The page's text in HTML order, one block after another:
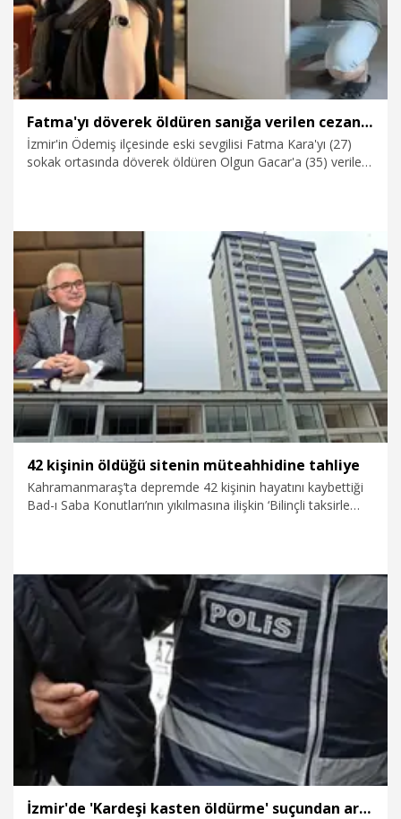
Fatma'yı döverek öldüren sanığa verilen cezanın gerekçesi açıklandı
İzmir'in Ödemiş ilçesinde eski sevgilisi Fatma Kara'yı (27)
sokak ortasında döverek öldüren Olgun Gacar'a (35) verilen
halinde eylemi gerçekleştirdiğini beyan ettiğine dikkat çekilip,
iddia edilen sözlerin soyut beyan kapsamında kalması
nedeniyle haksız tahrik indirimi uygulanmasına yer
verilmediği belirtildi.
3.08.2026 Gündem
42 kişinin öldüğü sitenin müteahhidine tahliye
Kahramanmaraş’ta depremde 42 kişinin hayatını kaybettiği
Bad-ı Saba Konutları’nın yıkılmasına ilişkin ‘Bilinçli taksirle
İzmir'de 'Kardeşi kasten öldürme' suçundan aranan firari hükümlü yakalandı